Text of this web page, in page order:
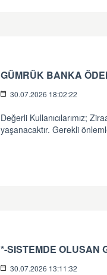
GÜMRÜK BANKA
30.07.2026 18:02:22
Değerli Kullanıcılarımız;
yaşanacaktır. Gerekli
30.07.2026 13:11:32